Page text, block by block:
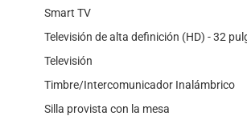
Smart TV
Televisión de alta definición (HD) - 32
Televisión
Timbre/Intercomunicador Inalámbrico
Silla provista con la mesa